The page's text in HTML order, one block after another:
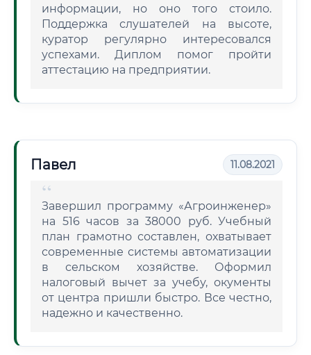
информации, но оно того стоило.
Поддержка слушателей на высоте,
куратор регулярно интересовался
успехами. Диплом помог пройти
аттестацию на предприятии.
Павел 11.08.2021
Завершил программу «Агроинженер»
на 516 часов за 38000 руб. Учебный
план грамотно составлен, охватывает
современные системы автоматизации
в сельском хозяйстве. Оформил
налоговый вычет за учебу, окументы
от центра пришли быстро. Все честно,
надежно и качественно.